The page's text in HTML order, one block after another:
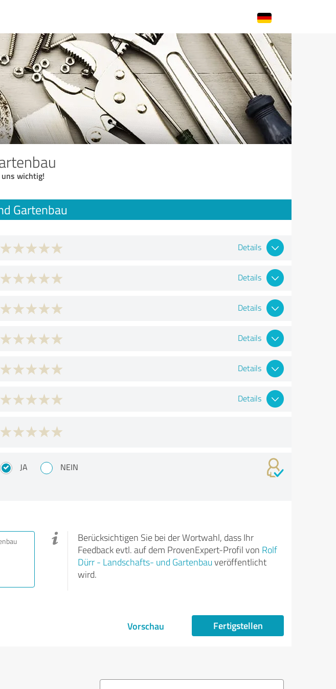
wichtig!
Gartenbau
Details
Details
Details
Details
Details
Details
JA NEIN
Berücksichtigen Sie bei der Wortwahl, dass Ihr
Feedback evtl. auf dem ProvenExpert-Profil von Rolf
Dürr - Landschafts- und Gartenbauveröffentlicht
wird.
Vorschau Fertigstellen